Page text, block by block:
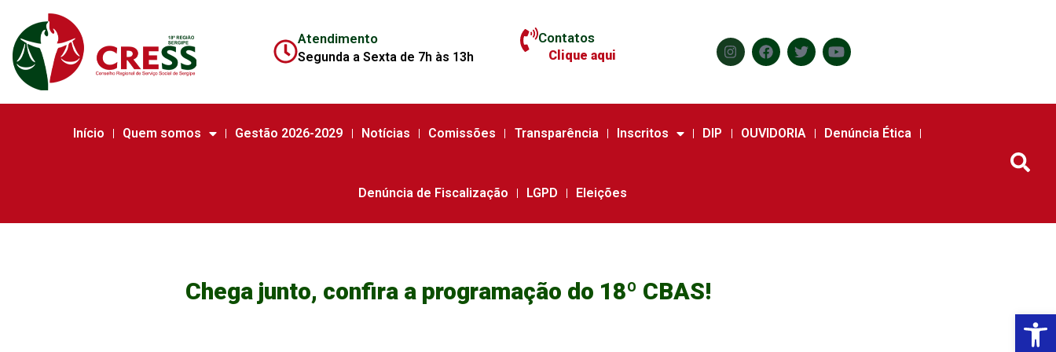
Atendimento
Segunda a Sexta de 7h às 13h
Contatos
Clique aqui
Início Quem somos Gestão 2026-2029 Notícias Comissões Transparência Inscritos DIP OUVIDORIA Denúncia Ética
Denúncia de Fiscalização LGPD Eleições
Chega junto, confira a programação do 18º CBAS!